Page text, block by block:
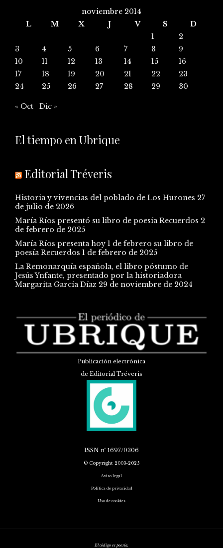
noviembre 2014
L
M X J V S
D
1
2
3
4 5 6 7 8
9
10
11 12 13 14 15
16
17
18 19 20 21 22
23
24
25 26 27 28 29 30
« Oct Dic »
El tiempo en Ubrique
Editorial Tréveris
Historia y vivencias del poblado de Los Hurones 27
de julio de 2026
María Ríos presentó su libro de poesía Recuerdos 2
de febrero de 2025
María Ríos presenta hoy 1 de febrero su libro de
poesía Recuerdos 1 de febrero de 2025
La Remonarquía española, el libro póstumo de
Jesús Ynfante, presentado por la historiadora
Margarita García Díaz 29 de noviembre de 2024
Publicación electrónica
de Editorial Tréveris
ISSN nº 1697/0306
© Copyright 2003-2025
Aviso legal
Política de privacidad
Uso de cookies
El código es poesía.